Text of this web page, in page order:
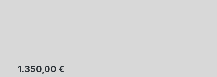
Regulärer Preis:
1.350,00 €